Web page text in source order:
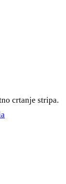
crtanje stripa.